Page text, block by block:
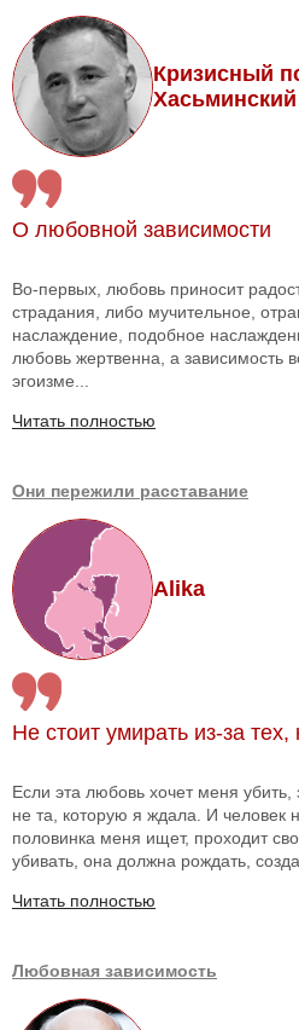
Кризисный
Хасьминский
О любовной зависимости
Во-первых, любовь приносит
страдания, либо мучительное,
наслаждение, подобное
любовь жертвенна, а зависимость
эгоизме...
Читать полностью
Они пережили расставание
Alika
Не стоит умирать из-за
Если эта любовь хочет меня
не та, которую я ждала. И человек
половинка меня ищет, проходит
убивать, она должна рождать,
Читать полностью
Любовная зависимость